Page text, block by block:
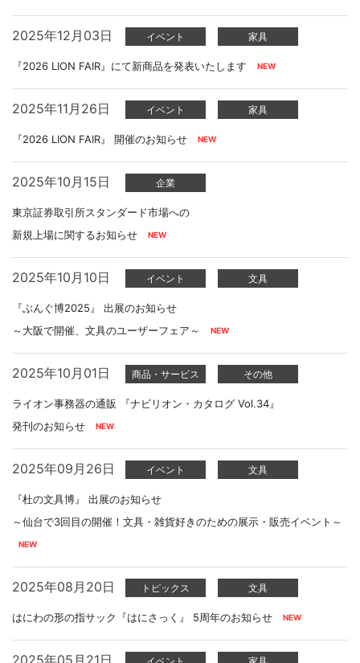
2025年12月03日 イベント 家具
『2026 LION FAIR』にて新商品を発表いたします
2025年11月26日 イベント 家具
『2026 LION FAIR』 開催のお知らせ
2025年10月15日 企業
東京証券取引所スタンダード市場への
新規上場に関するお知らせ
2025年10月10日 イベント 文具
『ぶんぐ博2025』 出展のお知らせ
～大阪で開催、文具のユーザーフェア～
2025年10月01日 商品・サービス その他
ライオン事務器の通販 『ナビリオン・カタログ Vol.34』
発刊のお知らせ
2025年09月26日 イベント 文具
『杜の文具博』 出展のお知らせ
～仙台で3回目の開催！文具・雑貨好きのための展示・販売イベント～
2025年08月20日 トピックス 文具
はにわの形の指サック『はにさっく』 5周年のお知らせ
2025年05月21日